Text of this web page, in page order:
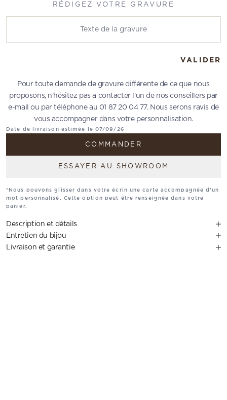
RÉDIGEZ VOTRE GRAVURE
VALIDER
Pour toute demande de gravure différente de ce que nous
proposons, n'hésitez pas a contacter l'un de nos conseillers par
e-mail ou par téléphone au 01 87 20 04 77. Nous serons ravis de
vous accompagner dans votre personnalisation.
Date de livraison estimée le 07/09/26
COMMANDER
ESSAYER AU SHOWROOM
*Nous pouvons glisser dans votre écrin une carte accompagnée d'un
mot personnalisé. Cette option peut être renseignée dans votre
panier.
Description et détails
Entretien du bijou
Livraison et garantie